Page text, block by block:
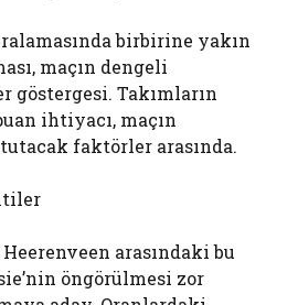
birbirine yakın
maçın dengeli
göstergesi. Takımların
ihtiyacı, maçın
faktörler arasında.
arasındaki bu
öngörülmesi zor